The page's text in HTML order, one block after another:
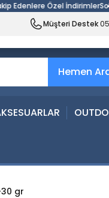
Özel İndirimlerSosyal
Müşteri Destek
Hemen
gr